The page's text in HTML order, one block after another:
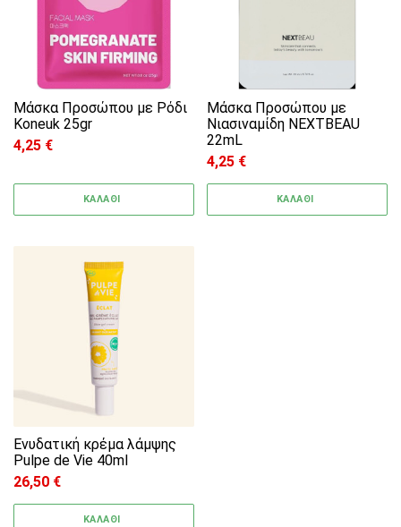
Μάσκα Προσώπου με Ρόδι
Koneuk 25gr
4,25 €
ΚΑΛΑΘΙ
Μάσκα Προσώπου με
Νιασιναμίδη NEXTBEAU
22mL
4,25 €
ΚΑΛΑΘΙ
Ενυδατική κρέμα λάμψης
Pulpe de Vie 40ml
26,50 €
ΚΑΛΑΘΙ